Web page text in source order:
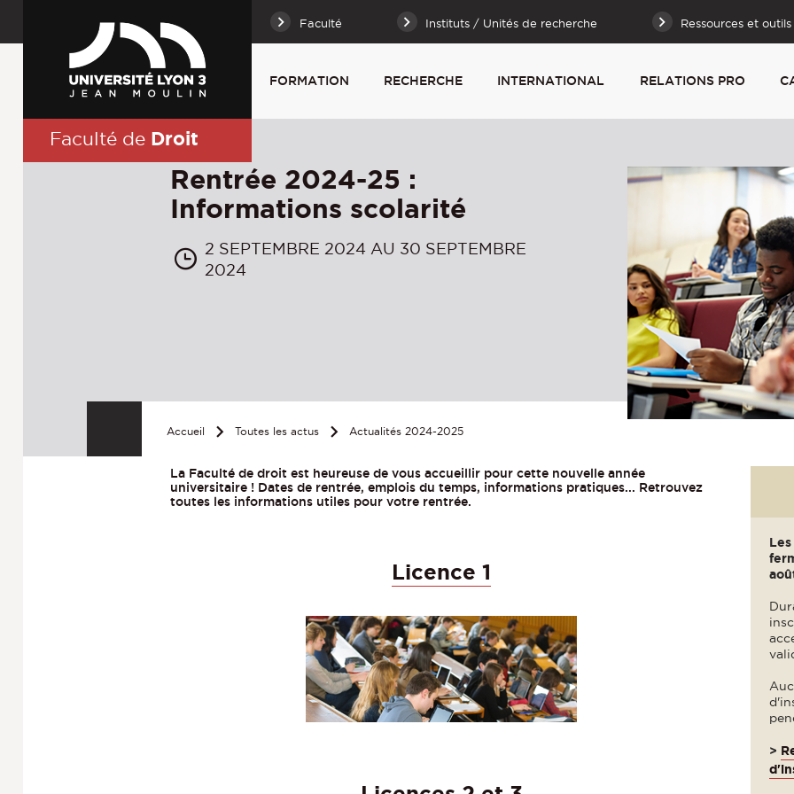
Faculté Instituts / Unités de recherche Ressources et outils
FORMATION RECHERCHE INTERNATIONAL RELATIONS PRO
Faculté de Droit
Rentrée 2024-25 :
Informations scolarité
2 SEPTEMBRE 2024 AU 30 SEPTEMBRE
2024
Accueil Toutes les actus Actualités 2024-2025
La Faculté de droit est heureuse de vous accueillir pour cette nouvelle année
universitaire ! Dates de rentrée, emplois du temps, informations pratiques... Retrouvez
toutes les informations utiles pour votre rentrée.
Licence 1
>